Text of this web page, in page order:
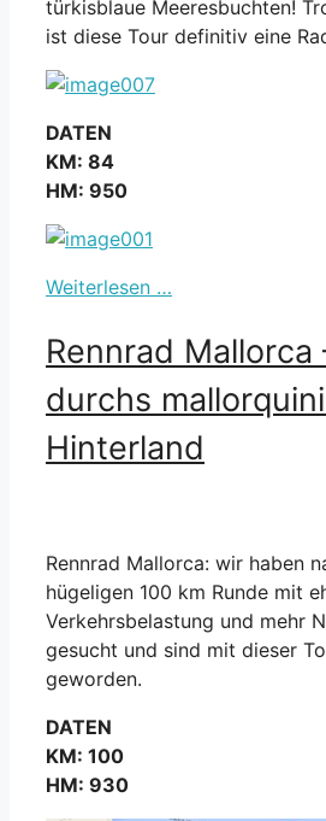
türkisblaue Meeresbuchten!
ist diese Tour definitiv eine
DATEN
KM: 84
HM: 950
Weiterlesen …
Rennrad Mallorca
durchs
Hinterland
Rennrad Mallorca: wir haben
hügeligen 100 km Runde mit
Verkehrsbelastung und mehr
gesucht und sind mit dieser
geworden.
DATEN
KM: 100
HM: 930